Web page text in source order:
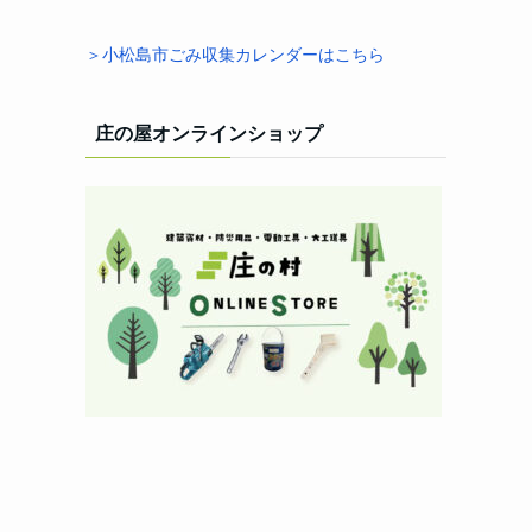
＞小松島市ごみ収集カレンダーはこちら
庄の屋オンラインショップ